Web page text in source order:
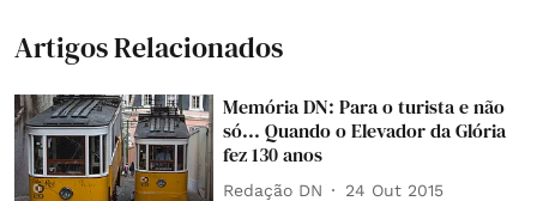
Artigos Relacionados
Memória DN: Para o turista e não
só... Quando o Elevador da Glória
fez 130 anos
Redação DN 24 Out 2015